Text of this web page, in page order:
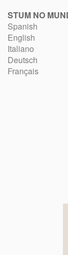
STUM NO
Spanish
English
Italiano
Deutsch
Français